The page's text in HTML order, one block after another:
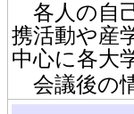
各人の自
携活動や産
中心に各大
会議後の